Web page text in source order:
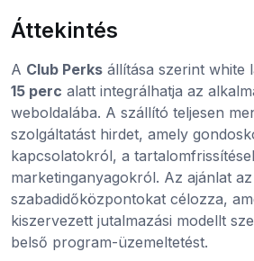
Áttekintés
A Club Perks állítása szerint white
15 perc alatt integrálhatja az
weboldalába. A szállító teljesen
szolgáltatást hirdet, amely
kapcsolatokról, a
marketinganyagokról. Az ajánlat
szabadidőközpontokat célozza,
kiszervezett jutalmazási modellt
belső program-üzemeltetést.